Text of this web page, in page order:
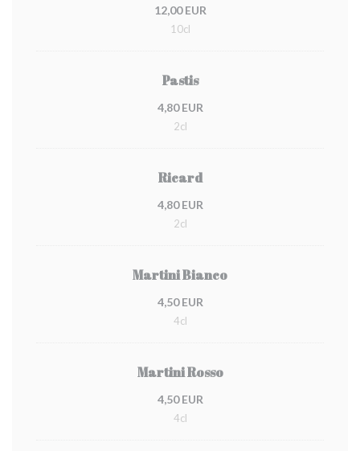
12,00 EUR
10cl
Pastis
4,80 EUR
2cl
Ricard
4,80 EUR
2cl
Martini Bianco
4,50 EUR
4cl
Martini Rosso
4,50 EUR
4cl